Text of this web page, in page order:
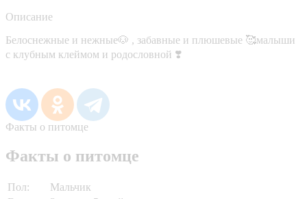
Описание
Белоснежные и нежные🐶 , забавные и плюшевые 🥰малыши
с клубным клеймом и родословной ❣️
Факты о питомце
Факты о питомце
Пол:
Мальчик